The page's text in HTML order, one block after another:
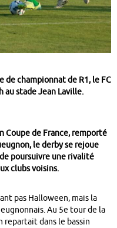
de championnat de R1, le FC
au stade Jean Laville.
Coupe de France, remporté
le derby se rejoue
poursuivre une rivalité
clubs voisins.
pas Halloween, mais la
Au 5e tour de la
repartait dans le bassin